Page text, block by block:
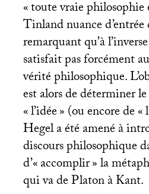
«toute vraie philosophie
Tinland nuance d’entrée
remarquant qu’à
satisfait pas forcément
vérité philosophique.
est alors de déterminer
«l’idée» (ou encore de «
Hegel a été amené à
discours philosophique
d’«accomplir» la
qui va de Platon à Kant.